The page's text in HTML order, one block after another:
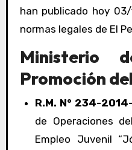
han publicado hoy
normas legales de El
Ministerio
Promoción
R.M. N° 234-
de Operaciones
Empleo Juvenil